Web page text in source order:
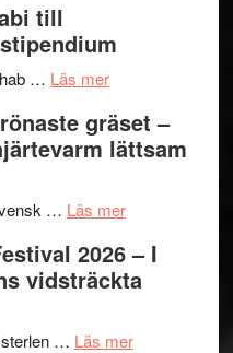
West
presenterar
nya
titlar
årets
till
… Läs merom
Shahab
Mehrabi
Filmstadens
stipendium
gräset –
lättsam
… Läs merom
Det
grönaste
–
2026 – I
vidsträckta
… Läs merom